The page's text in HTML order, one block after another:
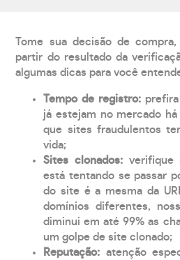
Tome sua decisão de
partir do resultado da
algumas dicas para você
Tempo de registro:
já estejam no mercado
que sites fraudulentos
vida;
Sites clonados: verifique
está tentando se passar
do site é a mesma da
domínios diferentes,
diminui em até 99% as
um golpe de site clonado;
Reputação: atenção